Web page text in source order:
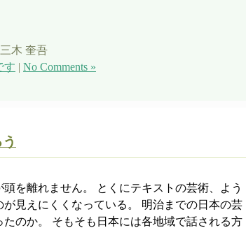
木 奎吾
す | No Comments »
を離れません。 とくにテキストの芸術、よう
見えにくくなっている。 明治までの日本の芸
のか。 そもそも日本には各地域で話される方